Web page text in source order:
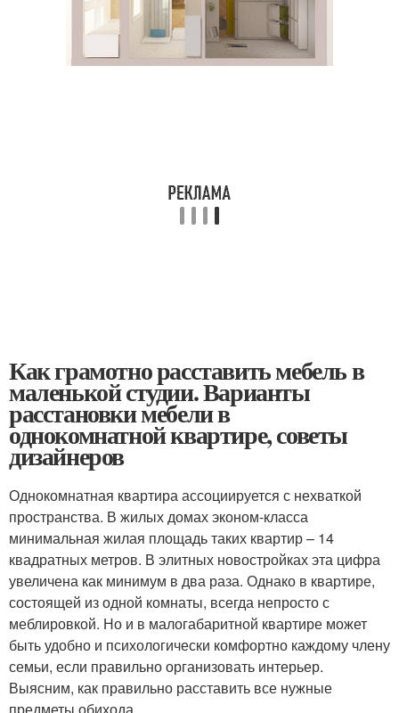
Как грамотно расставить мебель в
маленькой студии. Варианты
расстановки мебели в
однокомнатной квартире, советы
дизайнеров
Однокомнатная квартира ассоциируется с нехваткой
пространства. В жилых домах эконом-класса
минимальная жилая площадь таких квартир – 14
квадратных метров. В элитных новостройках эта цифра
увеличена как минимум в два раза. Однако в квартире,
состоящей из одной комнаты, всегда непросто с
меблировкой. Но и в малогабаритной квартире может
быть удобно и психологически комфортно каждому члену
семьи, если правильно организовать интерьер.
Выясним, как правильно расставить все нужные
предметы обихода.